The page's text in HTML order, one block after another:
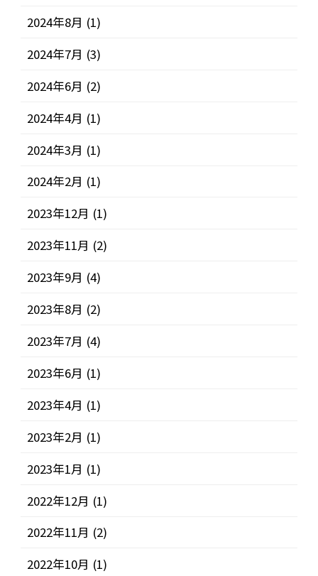
2024年8月 (1)
2024年7月 (3)
2024年6月 (2)
2024年4月 (1)
2024年3月 (1)
2024年2月 (1)
2023年12月 (1)
2023年11月 (2)
2023年9月 (4)
2023年8月 (2)
2023年7月 (4)
2023年6月 (1)
2023年4月 (1)
2023年2月 (1)
2023年1月 (1)
2022年12月 (1)
2022年11月 (2)
2022年10月 (1)